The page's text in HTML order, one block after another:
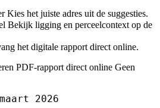
Kies het juiste adres uit de suggesties.
Bekijk ligging en perceelcontext op de
het digitale rapport direct online.
PDF-rapport direct online Geen
2026